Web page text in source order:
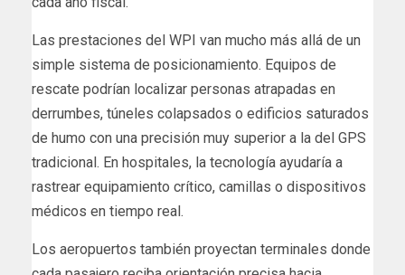
Las prestaciones del WPI van mucho más allá de un
simple sistema de posicionamiento. Equipos de
rescate podrían localizar personas atrapadas en
derrumbes, túneles colapsados o edificios saturados
de humo con una precisión muy superior a la del GPS
tradicional. En hospitales, la tecnología ayudaría a
rastrear equipamiento crítico, camillas o dispositivos
médicos en tiempo real.
Los aeropuertos también proyectan terminales donde